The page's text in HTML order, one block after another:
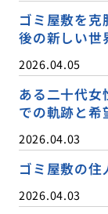
ゴミ屋敷を
後の新しい世
2026.04.05
ある二十代女
での軌跡と希
2026.04.03
ゴミ屋敷の
2026.04.03